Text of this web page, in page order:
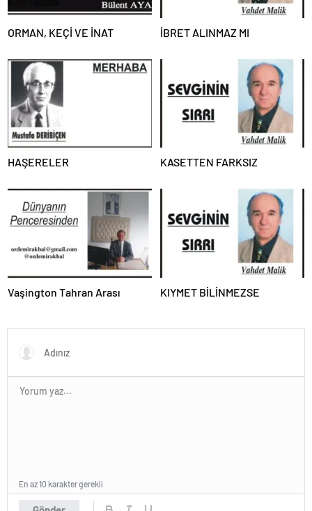
ORMAN, KEÇİ VE İNAT İBRET ALINMAZ MI
HAŞERELER KASETTEN FARKSIZ
Vaşington Tahran Arası KIYMET BİLİNMEZSE
En az 10 karakter gerekli